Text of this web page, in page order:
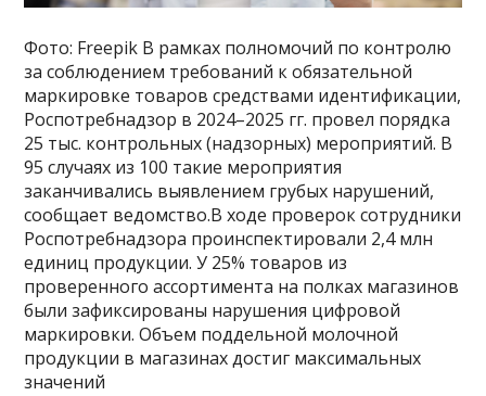
Фото: Freepik В рамках полномочий по контролю
за соблюдением требований к обязательной
маркировке товаров средствами идентификации,
Роспотребнадзор в 2024–2025 гг. провел порядка
25 тыс. контрольных (надзорных) мероприятий. В
95 случаях из 100 такие мероприятия
заканчивались выявлением грубых нарушений,
сообщает ведомство.В ходе проверок сотрудники
Роспотребнадзора проинспектировали 2,4 млн
единиц продукции. У 25% товаров из
проверенного ассортимента на полках магазинов
были зафиксированы нарушения цифровой
маркировки. Объем поддельной молочной
продукции в магазинах достиг максимальных
значений